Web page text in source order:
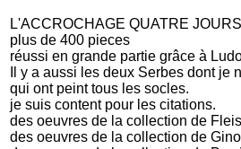
L'ACCROCHAGE QUATRE
plus de 400 pieces
réussi en grande partie grâce à
Il y a aussi les deux Serbes dont je
qui ont peint tous les socles.
je suis content pour les citations.
des oeuvres de la collection de
des oeuvres de la collection de